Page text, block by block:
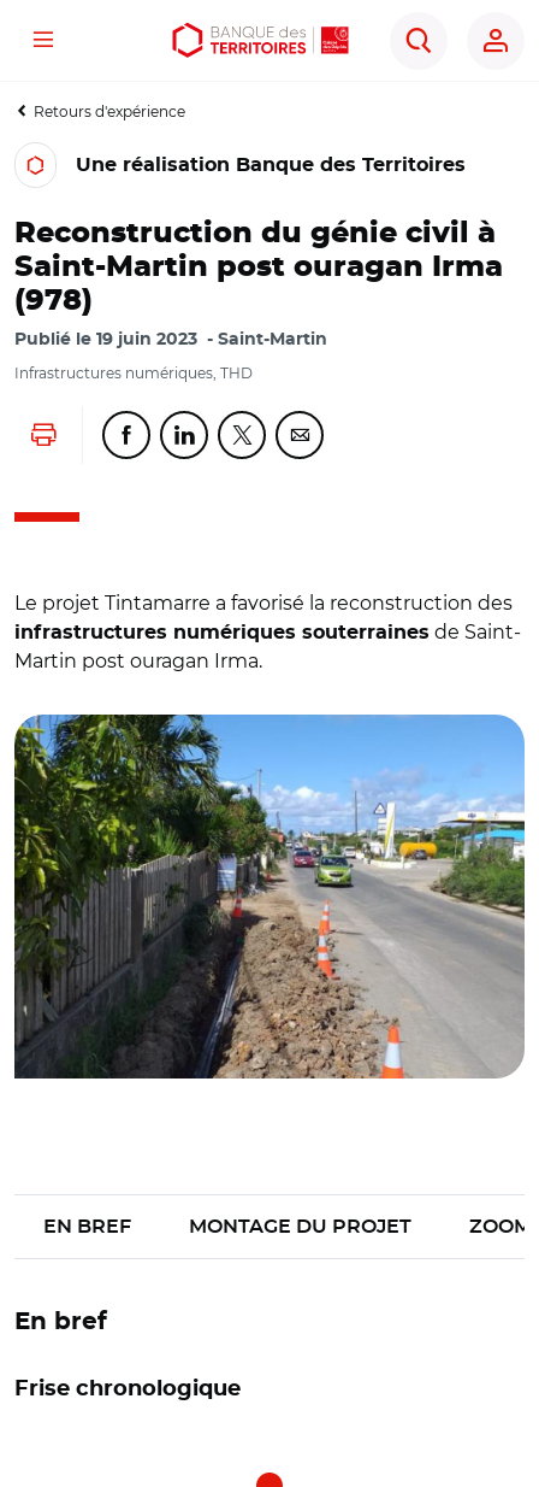
Aller
contenu
Aller
menu
Ouvrir
outils
Menu
Rechercher
Retours d'expérience
Une réalisation Banque des Territoires
Reconstruction du génie civil à
Saint-Martin post ouragan Irma
(978)
Publié le 19 juin 2023 Saint-Martin
Infrastructures numériques, THD
Lancer l'impressionPartager cette page sur Facebook
Partager cette page sur Linkedin
Partager cette page sur Twitter
Partager cette page sur
Le projet Tintamarre a favorisé la reconstruction des
infrastructures numériques souterraines de Saint-
Martin post ouragan Irma.
EN BREF MONTAGE DU PROJET ZOOM
En bref
Frise chronologique